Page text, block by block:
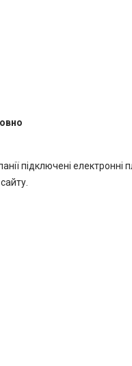
підключені електронні